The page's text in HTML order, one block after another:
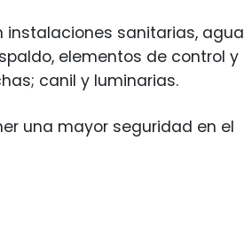
instalaciones sanitarias, agua
elementos de control y
canil y luminarias.
una mayor seguridad en el